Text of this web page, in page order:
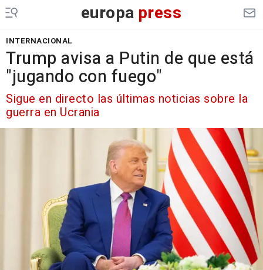
europa press
INTERNACIONAL
Trump avisa a Putin de que está
"jugando con fuego"
Sigue en directo las últimas noticias sobre la
guerra en Ucrania